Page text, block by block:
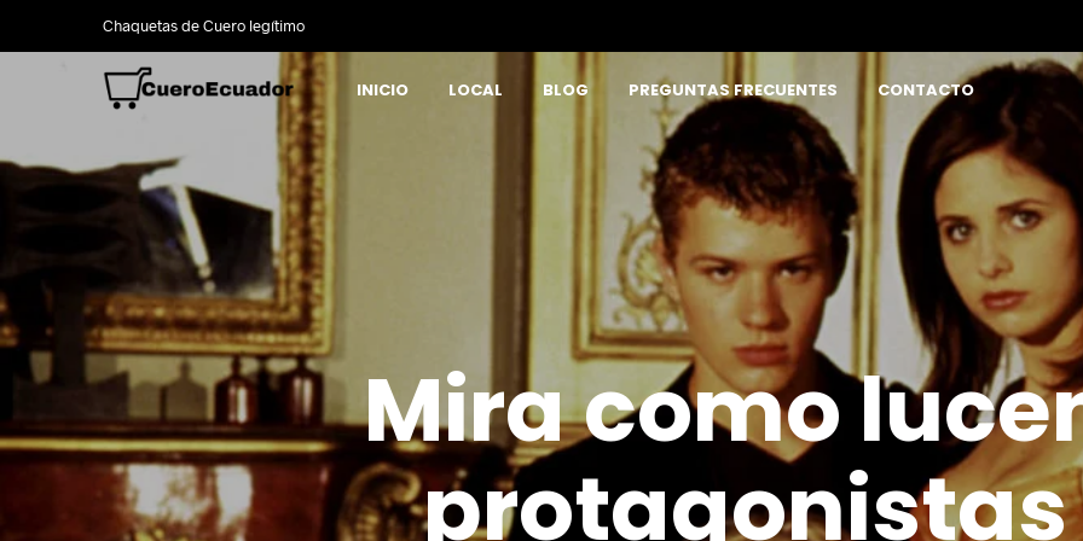
Chaquetas de Cuero legítimo
INICIO LOCAL BLOG PREGUNTAS FRECUENTES CONTACTO
Mira como
protagonistas